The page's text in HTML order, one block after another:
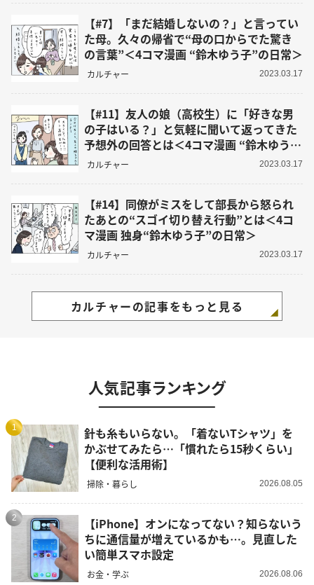
【#7】「まだ結婚しないの？」と言ってい
た母。久々の帰省で“母の口からでた驚き
の言葉”＜4コマ漫画 “鈴木ゆう子”の日常＞
カルチャー 2023.03.17
【#11】友人の娘（高校生）に「好きな男
の子はいる？」と気軽に聞いて返ってきた
予想外の回答とは＜4コマ漫画 “鈴木ゆう
子”の日常＞
カルチャー 2023.03.17
【#14】同僚がミスをして部長から怒られ
たあとの“スゴイ切り替え行動”とは＜4コ
マ漫画 独身“鈴木ゆう子”の日常＞
カルチャー 2023.03.17
カルチャーの記事をもっと見る
人気記事ランキング
1
針も糸もいらない。「着ないTシャツ」を
かぶせてみたら…「慣れたら15秒くらい」
【便利な活用術】
掃除・暮らし 2026.08.05
2
【iPhone】オンになってない？知らないう
ちに通信量が増えているかも…。見直した
い簡単スマホ設定
お金・学ぶ 2026.08.06